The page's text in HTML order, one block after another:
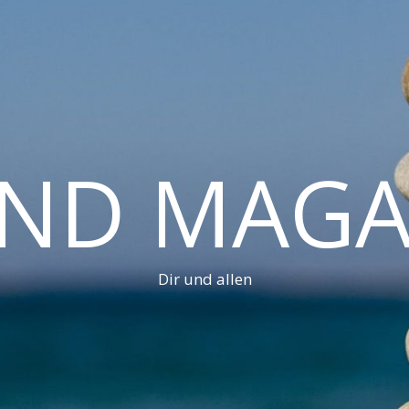
Dir und allen